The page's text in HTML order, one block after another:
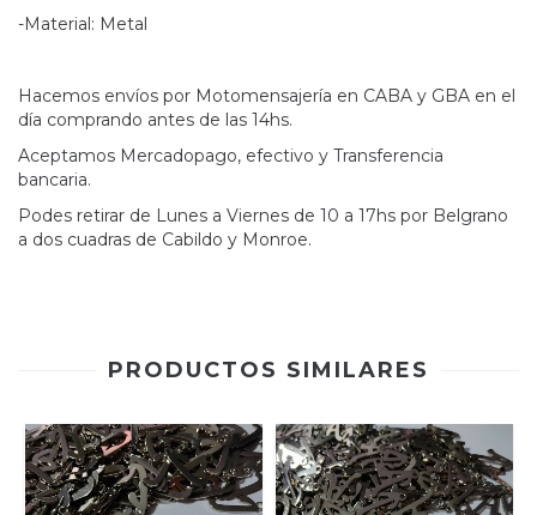
-Material: Metal
Hacemos envíos por Motomensajería en CABA y GBA en el
día comprando antes de las 14hs.
Aceptamos Mercadopago, efectivo y Transferencia
bancaria.
Podes retirar de Lunes a Viernes de 10 a 17hs por Belgrano
a dos cuadras de Cabildo y Monroe.
PRODUCTOS SIMILARES